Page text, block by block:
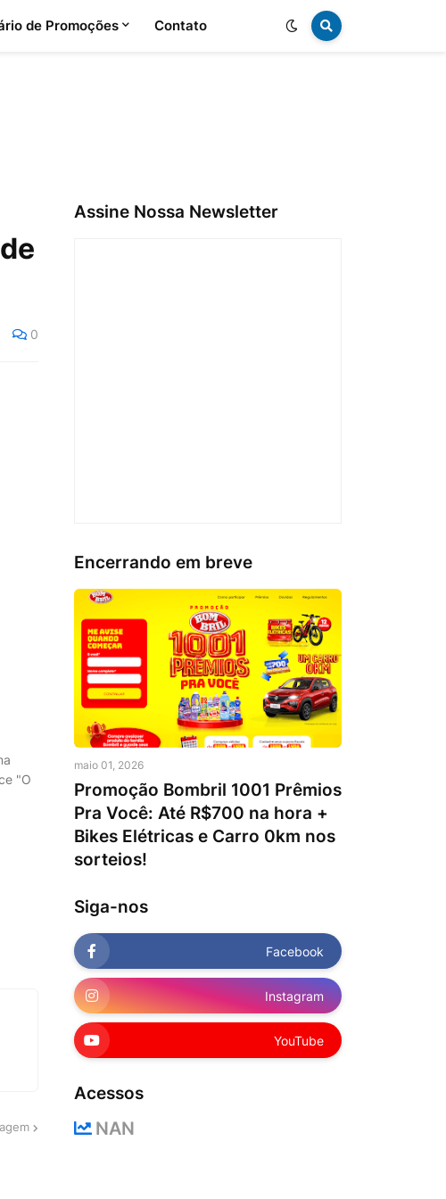
de Promoções Contato
0
"O
Assine Nossa Newsletter
Encerrando em breve
maio 01, 2026
Promoção Bombril 1001 Prêmios
Pra Você: Até R$700 na hora +
Bikes Elétricas e Carro 0km nos
sorteios!
Siga-nos
Facebook
Instagram
YouTube
Acessos
NAN